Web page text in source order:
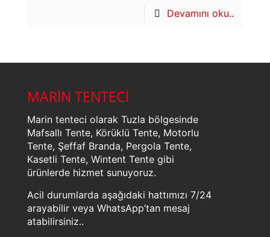
Devamını oku..
MARİN TENTECİ
Marin tenteci olarak Tuzla bölgesinde
Mafsallı Tente, Körüklü Tente, Motorlu
Tente, Şeffaf Branda, Pergola Tente,
Kasetli Tente, Wintent Tente gibi
ürünlerde hizmet sunuyoruz.
Acil durumlarda aşağıdaki hattımızı 7/24
arayabilir veya WhatsApp’tan mesaj
atabilirsiniz..